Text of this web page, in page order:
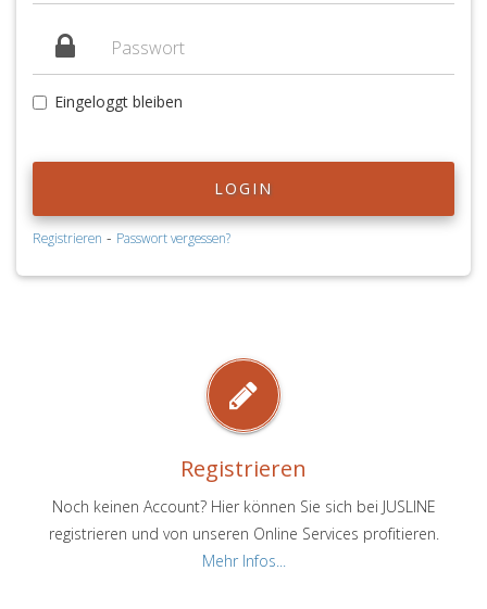
Eingeloggt bleiben
LOGIN
Registrieren - Passwort vergessen?
Registrieren
Noch keinen Account? Hier können Sie sich bei JUSLINE
registrieren und von unseren Online Services profitieren.
Mehr Infos...